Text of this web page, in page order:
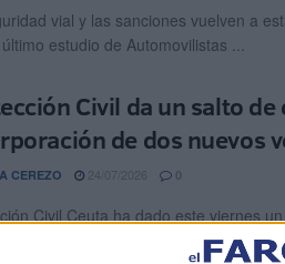
vial y las sanciones vuelven a
estudio de Automovilistas ...
Civil da un salto de
de dos nuevos
CEREZO 24/07/2026 0
Civil Ceuta ha dado este viernes
en su capacidad operativa con la